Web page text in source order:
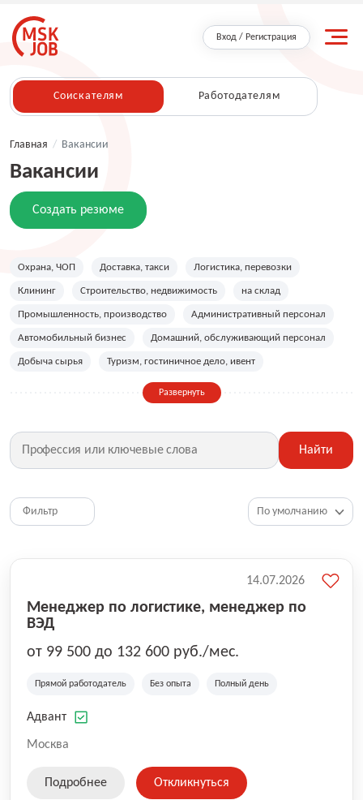
Вход / Регистрация
Соискателям Работодателям
Главная / Вакансии
Вакансии
Создать резюме
Охрана, ЧОП Доставка, такси Логистика, перевозки
Клининг Строительство, недвижимость на склад
Промышленность, производство Административный персонал
Автомобильный бизнес Домашний, обслуживающий персонал
Добыча сырья Туризм, гостиничное дело, ивент
Дизайн, искусство, ивент
Фитнес, красота, спорт Страхование
Медицина, фармацевтика Маркетинг, PR, реклама
HR, управление персоналом
Топ менеджмент, руководители
Развернуть
Найти
Фильтр
Менеджер по логистике, менеджер по
ВЭД
от 99 500 до 132 600 руб./мес.
Прямой работодатель Без опыта Полный день
Адвант
Москва
14.07.2026
Подробнее Откликнуться